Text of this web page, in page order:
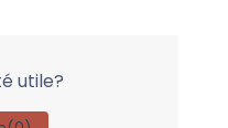
utile?